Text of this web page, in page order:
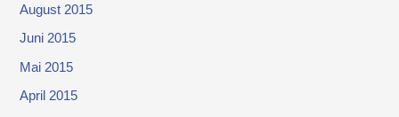
August 2015
Juni 2015
Mai 2015
April 2015